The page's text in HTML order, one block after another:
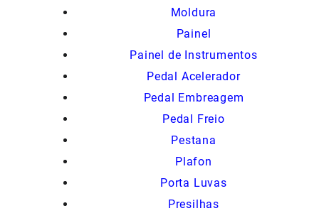
Moldura
Painel
Painel de Instrumentos
Pedal Acelerador
Pedal Embreagem
Pedal Freio
Pestana
Plafon
Porta Luvas
Presilhas